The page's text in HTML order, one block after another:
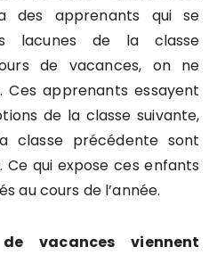
des apprenants qui se
lacunes de la classe
de vacances, on ne
apprenants essayent
de la classe suivante,
classe précédente sont
qui expose ces enfants
au cours de l’année.
vacances viennent